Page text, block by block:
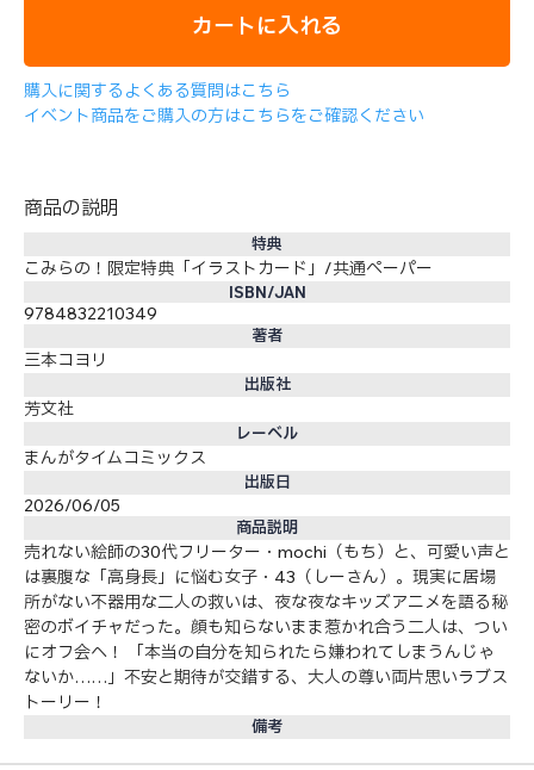
カートに入れる
購入に関するよくある質問はこちら
イベント商品をご購入の方はこちらをご確認ください
商品の説明
特典
こみらの！限定特典「イラストカード」/共通ペーパー
ISBN/JAN
9784832210349
著者
三本コヨリ
出版社
芳文社
レーベル
まんがタイムコミックス
出版日
2026/06/05
商品説明
売れない絵師の30代フリーター・mochi（もち）と、可愛い声と
は裏腹な「高身長」に悩む女子・43（しーさん）。現実に居場
所がない不器用な二人の救いは、夜な夜なキッズアニメを語る秘
密のボイチャだった。顔も知らないまま惹かれ合う二人は、つい
にオフ会へ！ 「本当の自分を知られたら嫌われてしまうんじゃ
ないか……」不安と期待が交錯する、大人の尊い両片思いラブス
トーリー！
備考